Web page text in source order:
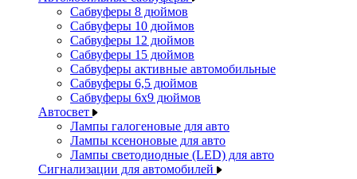
Сабвуферы 8 дюймов
Сабвуферы 10 дюймов
Сабвуферы 12 дюймов
Сабвуферы 15 дюймов
Сабвуферы активные автомобильные
Сабвуферы 6,5 дюймов
Сабвуферы 6x9 дюймов
Автосвет
Лампы галогеновые для авто
Лампы ксеноновые для авто
Лампы светодиодные (LED) для авто
Сигнализации для автомобилей